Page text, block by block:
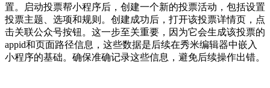
置。启动投票帮小程序后，创建一个新的投票活动，包括设置
投票主题、选项和规则。创建成功后，打开该投票详情页，点
击关联公众号按钮。这一步至关重要，因为它会生成该投票的
appid和页面路径信息，这些数据是后续在秀米编辑器中嵌入
小程序的基础。确保准确记录这些信息，避免后续操作出错。